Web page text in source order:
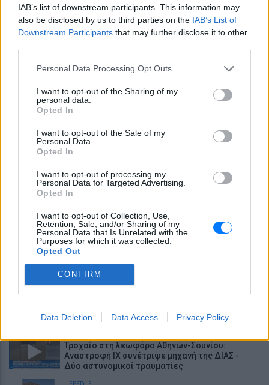
IAB’s list of downstream participants. This information may
also be disclosed by us to third parties on the IAB’s List of
Downstream Participants that may further disclose it to other
Personal Data Processing Opt Outs
I want to opt-out of the Sharing of my
personal data.
Opted In
I want to opt-out of the Sale of my
Personal Data.
Opted In
I want to opt-out of processing my
Personal Data for Targeted Advertising.
Opted In
I want to opt-out of Collection, Use,
Retention, Sale, and/or Sharing of my
Personal Data that Is Unrelated with the
Purposes for which it was collected.
Opted Out
CONFIRM
Data Deletion Data Access Privacy Policy
ΕΙΔΗΣΕΙΣ
Επιτρέπεται να προσπεράσεις περιπολικό; Τι
λέει ο ΚΟΚ που οι περισσότεροι αγνοούν
Νέα λεωφόρος στον Βοτανικό: Πόσες λωρίδες
θα έχει και πότε παραδίδεται
LIFESTYLE
Βάλια Χατζηθεοδώρου: Μπικίνι και βραδινές
ΕΥ ΖΗΝ
Χαμηλός σίδηρος; Τα 4 σημάδια που δεν πρέπει
ΕΙΔΗΣΕΙΣ
4χρονος – Δικογραφία για ανθρωποκτονία από
αμέλεια
ΘΕΜΑΤΑ
Έβαλαν όλους τους εργαζόμενους στον ίδιο
ΕΙΔΗΣΕΙΣ
Πανικός στο αεροδρόμιο της Ατλάντα:
έκτακτης ανάγκης
Τροχαίο στη λεωφόρο Αθηνών-Σουνίου:
Αναστροφή ΙΧ συνέτριψε μηχανή της ΔΙΑΣ -
Δύο αστυνομικοί τραυματίες
LIFESTYLE